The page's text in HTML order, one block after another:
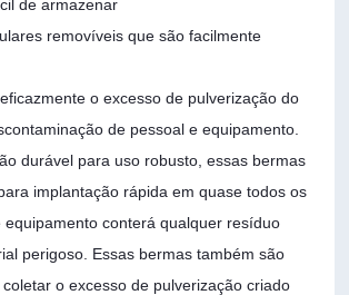
de armazenar
removíveis que são facilmente
o excesso de pulverização do
de pessoal e equipamento.
durável para uso robusto, essas bermas
implantação rápida em quase todos os
equipamento conterá qualquer resíduo
perigoso. Essas bermas também são
o excesso de pulverização criado